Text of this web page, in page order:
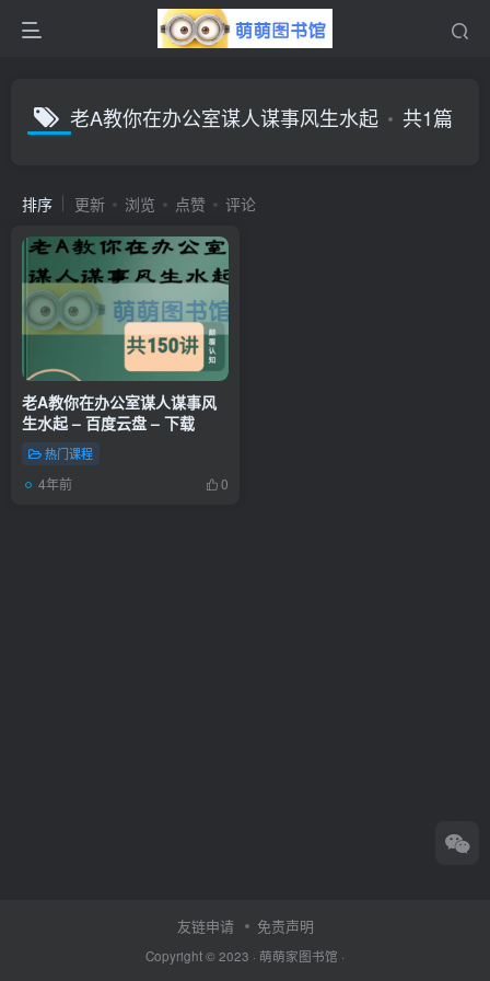
老A教你在办公室谋人谋事风生水起 共1篇
排序 更新 浏览 点赞 评论
老A教你在办公室谋人谋事风
生水起 – 百度云盘 – 下载
热门课程
4年前 0
友链申请 免责声明
Copyright © 2023 · 萌萌家图书馆 ·